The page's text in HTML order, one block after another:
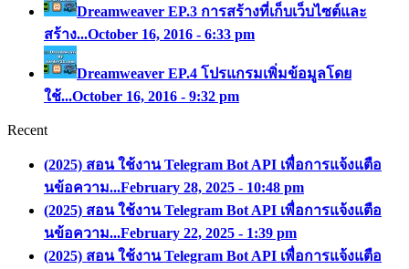
Dreamweaver EP.3 การสร้างที่เก็บเว็บไซต์และ
สร้าง...October 16, 2016 - 6:33 pm
Dreamweaver EP.4 โปรแกรมเพิ่มข้อมูลโดย
ใช้...October 16, 2016 - 9:32 pm
Recent
(2025) สอน ใช้งาน Telegram Bot API เพื่อการแจ้งแตือ
นข้อความ...February 28, 2025 - 10:48 pm
(2025) สอน ใช้งาน Telegram Bot API เพื่อการแจ้งแตือ
นข้อความ...February 22, 2025 - 1:39 pm
(2025) สอน ใช้งาน Telegram Bot API เพื่อการแจ้งแตือ